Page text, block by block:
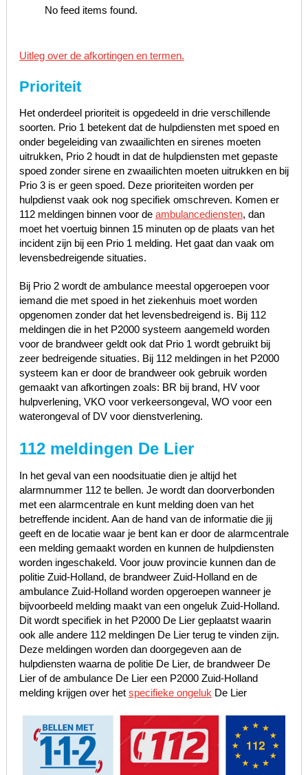
No feed items found.
Uitleg over de afkortingen en termen.
Prioriteit
Het onderdeel prioriteit is opgedeeld in drie verschillende
soorten. Prio 1 betekent dat de hulpdiensten met spoed en
onder begeleiding van zwaailichten en sirenes moeten
uitrukken, Prio 2 houdt in dat de hulpdiensten met gepaste
spoed zonder sirene en zwaailichten moeten uitrukken en bij
Prio 3 is er geen spoed. Deze prioriteiten worden per
hulpdienst vaak ook nog specifiek omschreven. Komen er
112 meldingen binnen voor de ambulancediensten, dan
moet het voertuig binnen 15 minuten op de plaats van het
incident zijn bij een Prio 1 melding. Het gaat dan vaak om
levensbedreigende situaties.
Bij Prio 2 wordt de ambulance meestal opgeroepen voor
iemand die met spoed in het ziekenhuis moet worden
opgenomen zonder dat het levensbedreigend is. Bij 112
meldingen die in het P2000 systeem aangemeld worden
voor de brandweer geldt ook dat Prio 1 wordt gebruikt bij
zeer bedreigende situaties. Bij 112 meldingen in het P2000
systeem kan er door de brandweer ook gebruik worden
gemaakt van afkortingen zoals: BR bij brand, HV voor
hulpverlening, VKO voor verkeersongeval, WO voor een
waterongeval of DV voor dienstverlening.
112 meldingen De Lier
In het geval van een noodsituatie dien je altijd het
alarmnummer 112 te bellen. Je wordt dan doorverbonden
met een alarmcentrale en kunt melding doen van het
betreffende incident. Aan de hand van de informatie die jij
geeft en de locatie waar je bent kan er door de alarmcentrale
een melding gemaakt worden en kunnen de hulpdiensten
worden ingeschakeld. Voor jouw provincie kunnen dan de
politie Zuid-Holland, de brandweer Zuid-Holland en de
ambulance Zuid-Holland worden opgeroepen wanneer je
bijvoorbeeld melding maakt van een ongeluk Zuid-Holland.
Dit wordt specifiek in het P2000 De Lier geplaatst waarin
ook alle andere 112 meldingen De Lier terug te vinden zijn.
Deze meldingen worden dan doorgegeven aan de
hulpdiensten waarna de politie De Lier, de brandweer De
Lier of de ambulance De Lier een P2000 Zuid-Holland
melding krijgen over het specifieke ongeluk De Lier